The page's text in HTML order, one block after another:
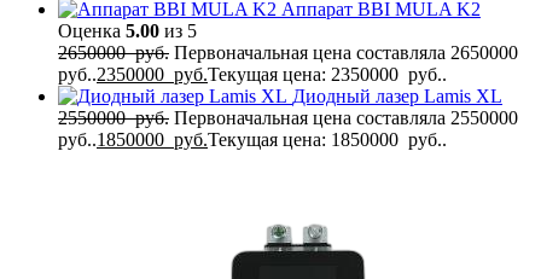
Аппарат BBI MULA K2
Оценка 5.00 из 5
2650000руб. Первоначальная цена составляла 2650000
руб..2350000 руб.Текущая цена: 2350000 руб..
Диодный лазер Lamis XL
2550000руб. Первоначальная цена составляла 2550000
руб..1850000 руб.Текущая цена: 1850000 руб..